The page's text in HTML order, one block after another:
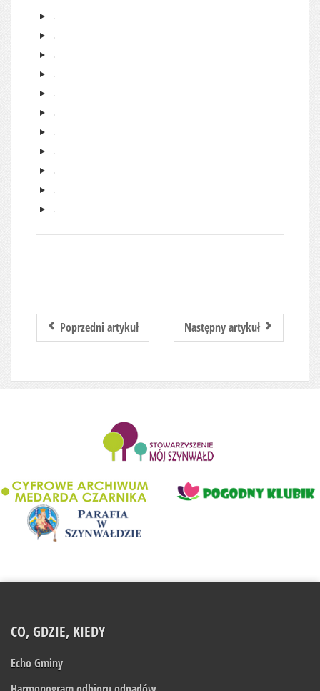
Poprzedni artykuł Następny artykuł
CO, GDZIE, KIEDY
Echo Gminy